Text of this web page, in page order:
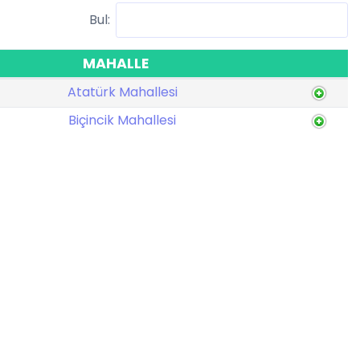
Bul:
MAHALLE
Atatürk Mahallesi
Biçincik Mahallesi